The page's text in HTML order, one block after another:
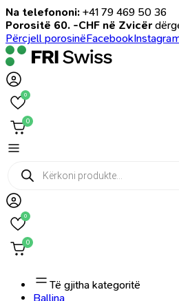
Na telefononi: +41 79 469 50 36
Porositë 60. -CHF në Zvicër
Përcjell porosinëFacebook
0
0
Products
search
0
0
Të gjitha kategoritë
Ballina